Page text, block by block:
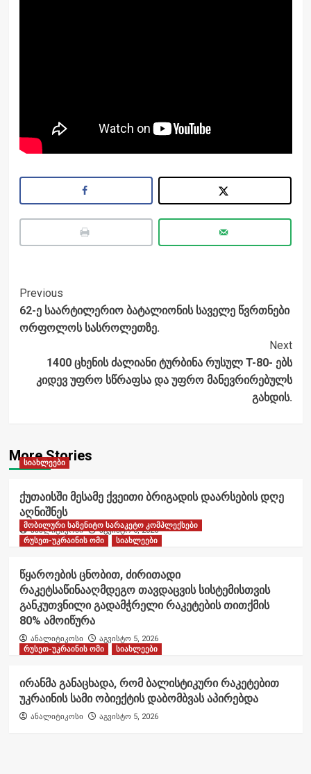
Post
Navigation
Previous
62-ე საარტილერიო ბატალიონის საველე წვრთნები
ორფოლოს სასროლეთზე.
Next
1400 ცხენის ძალიანი ტურბინა რუსულ T-80- ებს
კიდევ უფრო სწრაფსა და უფრო მანევრირებულს
გახდის.
More Stories
სიახლეები
ქუთაისში მესამე ქვეითი ბრიგადის დაარსების დღე
აღნიშნეს
ანალიტიკოსი აგვისტო 6, 2026
მობილური საზენიტო სარაკეტო კომპლექსები
რუსეთ-უკრაინის ომი
სიახლეები
წყაროების ცნობით, ძირითადი
რაკეტსაწინააღმდეგო თავდაცვის სისტემისთვის
განკუთვნილი გადამჭრელი რაკეტების თითქმის
80% ამოიწურა
ანალიტიკოსი
აგვისტო 5, 2026
რუსეთ-უკრაინის ომი
სიახლეები
ირანმა განაცხადა, რომ ბალისტიკური რაკეტებით
უკრაინის სამი ობიექტის დაბომბვას აპირებდა
ანალიტიკოსი აგვისტო 5, 2026